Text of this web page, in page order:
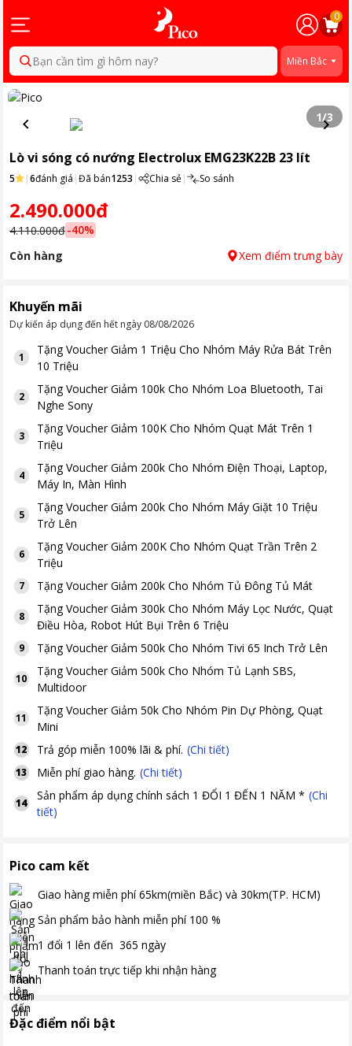
0
Bạn cần tìm gì hôm nay? Miền Bắc
1/3
Lò vi sóng có nướng Electrolux EMG23K22B 23 lít
5 |6đánh giá |Đã bán1253 | Chia sẻ| So sánh
2.490.000đ
4.110.000đ-40%
Còn hàng
Xem điểm trưng bày
Khuyến mãi
Dự kiến áp dụng đến hết ngày 08/08/2026
1
TặngVoucher Giảm 1 Triệu Cho Nhóm Máy Rửa Bát Trên
10 Triệu
2
TặngVoucher Giảm 100k Cho Nhóm Loa Bluetooth, Tai
Nghe Sony
3
TặngVoucher Giảm 100K Cho Nhóm Quạt Mát Trên 1
Triệu
4
TặngVoucher Giảm 200k Cho Nhóm Điện Thoại, Laptop,
Máy In, Màn Hình
5
TặngVoucher Giảm 200k Cho Nhóm Máy Giặt 10 Triệu
Trở Lên
6
TặngVoucher Giảm 200K Cho Nhóm Quạt Trần Trên 2
Triệu
7 TặngVoucher Giảm 200k Cho Nhóm Tủ Đông Tủ Mát
8
TặngVoucher Giảm 300k Cho Nhóm Máy Lọc Nước, Quạt
Điều Hòa, Robot Hút Bụi Trên 6 Triệu
9 TặngVoucher Giảm 500k Cho Nhóm Tivi 65 Inch Trở Lên
10
TặngVoucher Giảm 500k Cho Nhóm Tủ Lạnh SBS,
Multidoor
11
TặngVoucher Giảm 50k Cho Nhóm Pin Dự Phòng, Quạt
Mini
12 Trả góp miễn 100% lãi & phí. (Chi tiết)
13 Miễn phí giao hàng. (Chi tiết)
14
Sản phẩm áp dụng chính sách 1 ĐỔI 1 ĐẾN 1 NĂM * (Chi
tiết)
Pico cam kết
Giao hàng miễn phí 65km(miền Bắc) và 30km(TP. HCM)
Sản phẩm bảo hành miễn phí 100 %
1 đổi 1 lên đến 365 ngày
Thanh toán trực tiếp khi nhận hàng
Đặc điểm nổi bật